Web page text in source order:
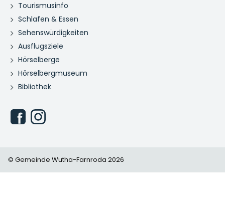
Tourismusinfo
Schlafen & Essen
Sehenswürdigkeiten
Ausflugsziele
Hörselberge
Hörselbergmuseum
Bibliothek
© Gemeinde Wutha-Farnroda 2026